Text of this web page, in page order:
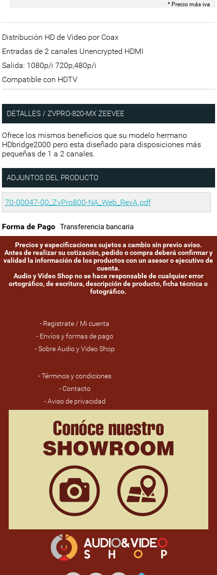
* Precio más iva
Distribución HD de Video por Coax
Entradas de 2 canales Unencrypted HDMI
Salida: 1080p/i 720p,480p/i
Compatible con HDTV
DETALLES / ZVPRO-820-MX ZEEVEE
Ofrece los mismos beneficios que su modelo hermano
HDbridge2000 pero esta diseñado para disposiciones más
pequeñas de 1 a 2 canales.
ADJUNTOS DEL PRODUCTO
70-00047-00_ZvPro800-NA_Web_RevA.pdf
Forma de Pago Transferencia bancaria
Precios y especificaciones sujetos a cambio sin previo aviso.
Antes de realizar su cotización, pedido o compra deberá confirmar y
validad la información de los productos con un asesor o ejecutivo de
cuenta.
Audio y Video Shop no se hace responsable de cualquier error
ortográfico, de escritura, descripción de producto, ficha técnica o
fotográfico.
- Registrate / Mi cuenta
- Envíos y formas de pago
- Sobre Audio y Video Shop
- Términos y condiciones
- Contacto
- Aviso de privacidad